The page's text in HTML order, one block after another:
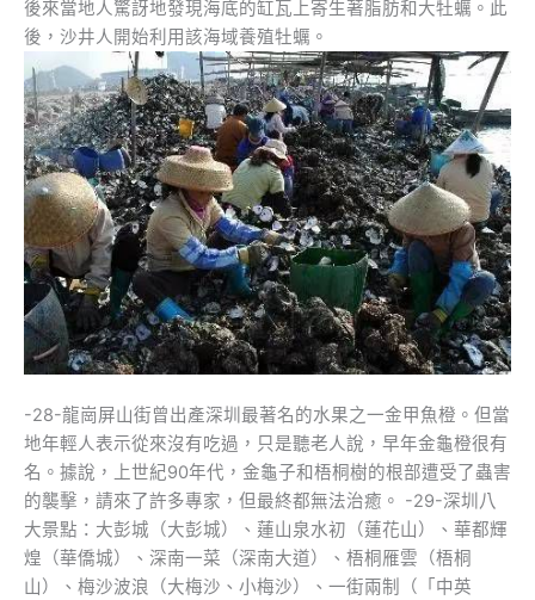
後來當地人驚訝地發現海底的缸瓦上寄生著脂肪和大牡蠣。此
後，沙井人開始利用該海域養殖牡蠣。
-28-龍崗屏山街曾出產深圳最著名的水果之一金甲魚橙。但當
地年輕人表示從來沒有吃過，只是聽老人說，早年金龜橙很有
名。據說，上世紀90年代，金龜子和梧桐樹的根部遭受了蟲害
的襲擊，請來了許多專家，但最終都無法治癒。 -29-深圳八
大景點：大彭城（大彭城）、蓮山泉水初（蓮花山）、華都輝
煌（華僑城）、深南一菜（深南大道）、梧桐雁雲（梧桐
山）、梅沙波浪（大梅沙、小梅沙）、一街兩制（「中英